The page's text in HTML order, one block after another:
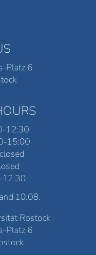
Platz 6
12:30
15:00
12:30
10.08.
Rostock
Platz 6